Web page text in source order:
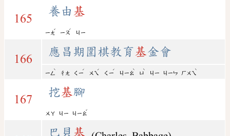
165
養由 基
ㄧㄤ
ˇ
ㄧㄡ
ˊ
ㄐㄧ
166
應昌期圍棋教育 基金會
ㄧㄥ
ˋ
ㄔㄤ ㄑㄧ
ˊ
ㄨㄟ
ˊ
ㄑㄧ
ˊ
ㄐㄧㄠ
ˋ
ㄩ
ˋ
ㄐㄧ ㄐㄧㄣ ㄏㄨㄟ
ˋ
167
挖 基腳
ㄨㄚ ㄐㄧ ㄐㄧㄠ
ˇ
巴貝 基